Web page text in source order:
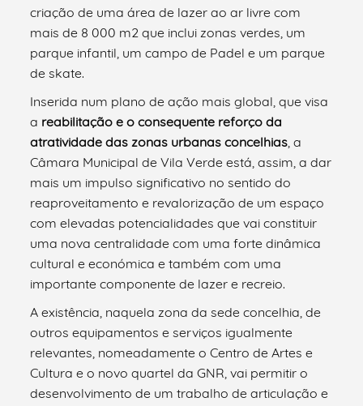
criação de uma área de lazer ao ar livre com
mais de 8 000 m2 que inclui zonas verdes, um
parque infantil, um campo de Padel e um parque
de skate.
Inserida num plano de ação mais global, que visa
a reabilitação e o consequente reforço da
atratividade das zonas urbanas concelhias , a
Câmara Municipal de Vila Verde está, assim, a dar
mais um impulso significativo no sentido do
reaproveitamento e revalorização de um espaço
com elevadas potencialidades que vai constituir
uma nova centralidade com uma forte dinâmica
cultural e económica e também com uma
importante componente de lazer e recreio.
A existência, naquela zona da sede concelhia, de
outros equipamentos e serviços igualmente
relevantes, nomeadamente o Centro de Artes e
Cultura e o novo quartel da GNR, vai permitir o
desenvolvimento de um trabalho de articulação e